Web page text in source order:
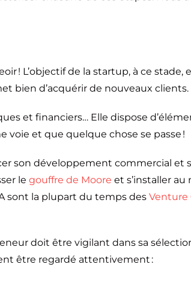
! L’objectif de la startup, à ce stade,
bien d’acquérir de nouveaux clients.
et financiers… Elle dispose
voie et que quelque chose se passe !
son développement commercial et
le gouffre de Moore et s’installer
sont la plupart du temps des Venture
doit être vigilant dans sa
être regardé attentivement :